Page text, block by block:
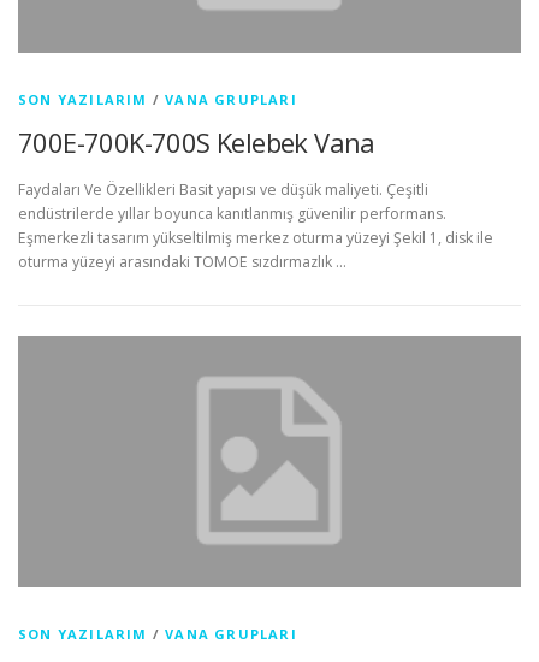
SON YAZILARIM /VANA GRUPLARI
700E-700K-700S Kelebek Vana
Faydaları Ve Özellikleri Basit yapısı ve düşük maliyeti. Çeşitli
endüstrilerde yıllar boyunca kanıtlanmış güvenilir performans.
Eşmerkezli tasarım yükseltilmiş merkez oturma yüzeyi Şekil 1, disk ile
oturma yüzeyi arasındaki TOMOE sızdırmazlık …
SON YAZILARIM /VANA GRUPLARI